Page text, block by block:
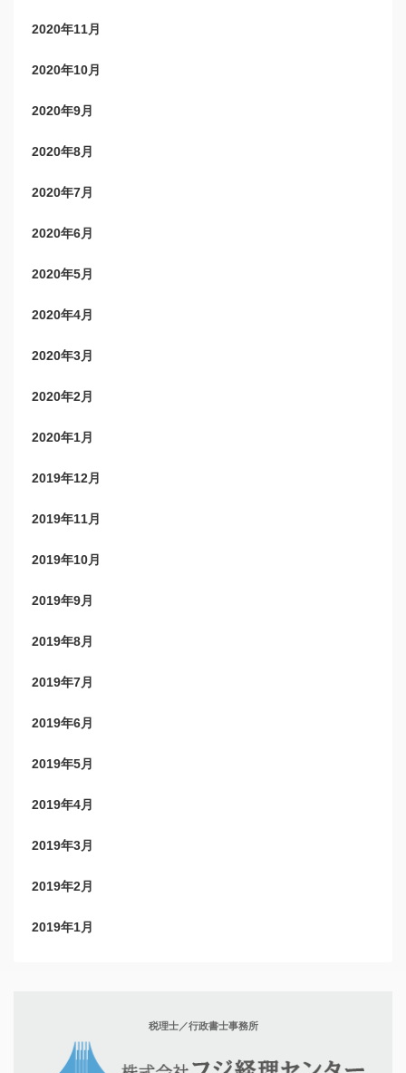
2020年11月
2020年10月
2020年9月
2020年8月
2020年7月
2020年6月
2020年5月
2020年4月
2020年3月
2020年2月
2020年1月
2019年12月
2019年11月
2019年10月
2019年9月
2019年8月
2019年7月
2019年6月
2019年5月
2019年4月
2019年3月
2019年2月
2019年1月
税理士／行政書士事務所